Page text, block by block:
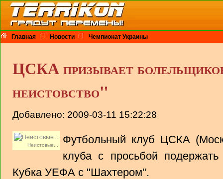
Главная Новости Чемпионат Украины
ЦСКА призывает
неистовство"
Добавлено: 2009-03-11 15:22:28
Неистовые...
Футбольный клуб ЦСКА
клуба с просьбой
Кубка УЕФА с "Шахтером".